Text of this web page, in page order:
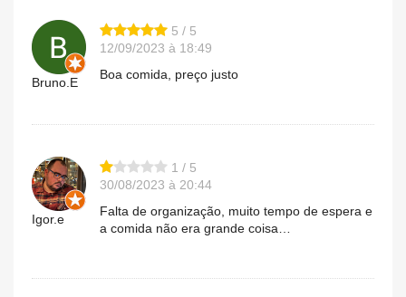
Bruno.E
5 / 5
12/09/2023 à 18:49
Boa comida, preço justo
Igor.e
1 / 5
30/08/2023 à 20:44
Falta de organização, muito tempo de espera e
a comida não era grande coisa…